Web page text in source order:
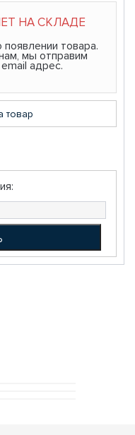
НА СКЛАДЕ
товара.
мы отправим
адрес.
товар